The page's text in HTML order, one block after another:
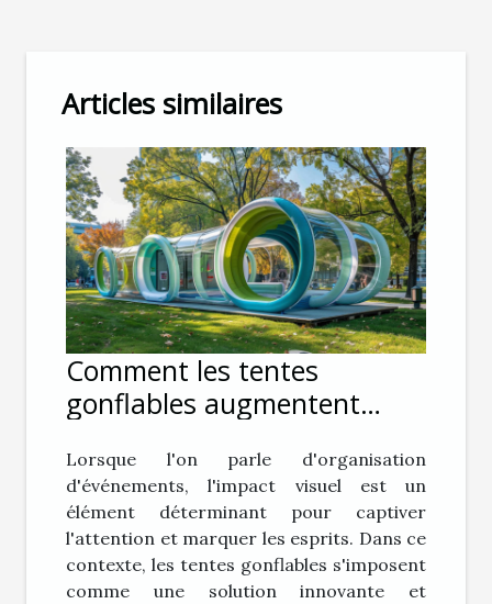
Articles similaires
Comment les tentes
gonflables augmentent
d'événements
Lorsque l'on parle d'organisation
d'événements, l'impact visuel est un
élément déterminant pour captiver
l'attention et marquer les esprits. Dans ce
contexte, les tentes gonflables s'imposent
comme une solution innovante et